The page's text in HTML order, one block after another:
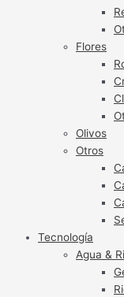
Flores
Olivos
Otros
Tecnología
Agua &